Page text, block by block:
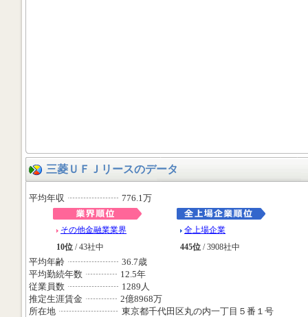
三菱ＵＦＪリースのデータ
平均年収 776.1万
その他金融業業界
10位 / 43社中
全上場企業
445位 / 3908社中
平均年齢
36.7歳
平均勤続年数
12.5年
従業員数
1289人
推定生涯賃金
2億8968万
所在地
東京都千代田区丸の内一丁目５番１号